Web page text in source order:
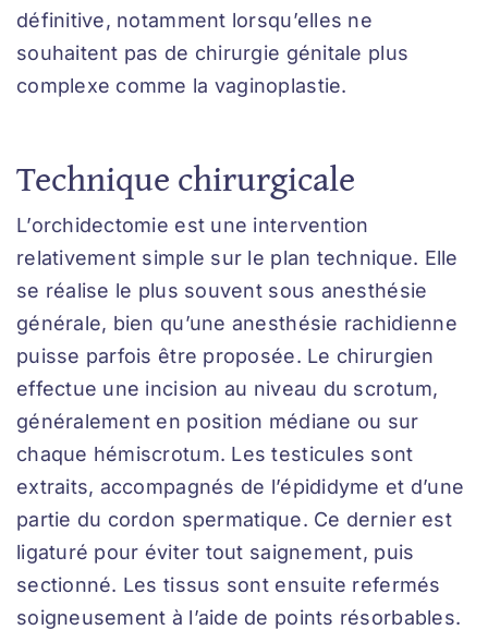
définitive, notamment lorsqu’elles ne
souhaitent pas de chirurgie génitale plus
complexe comme la vaginoplastie.
Technique chirurgicale
L’orchidectomie est une intervention
relativement simple sur le plan technique. Elle
se réalise le plus souvent sous anesthésie
générale, bien qu’une anesthésie rachidienne
puisse parfois être proposée. Le chirurgien
effectue une incision au niveau du scrotum,
généralement en position médiane ou sur
chaque hémiscrotum. Les testicules sont
extraits, accompagnés de l’épididyme et d’une
partie du cordon spermatique. Ce dernier est
ligaturé pour éviter tout saignement, puis
sectionné. Les tissus sont ensuite refermés
soigneusement à l’aide de points résorbables.